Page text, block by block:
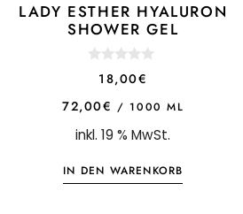
LADY ESTHER HYALURON
SHOWER GEL
t
f
18,00€
72,00€ / 1000 ML
inkl. 19 % MwSt.
IN DEN WARENKORB